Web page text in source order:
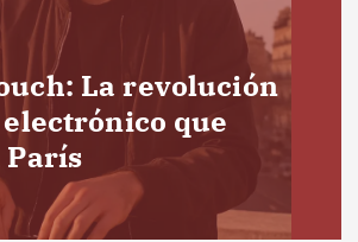
La revolución
que
París